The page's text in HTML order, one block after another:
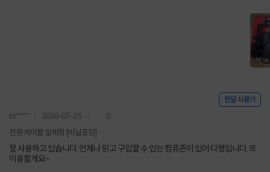
한달 사용기
tit**** 2026-07-25 0
전원 케이블 일체형 [비닐포장]
잘 사용하고 있습니다. 언제나 믿고 구입할 수 있는 컴퓨존이 있어 다행입니다. 또
이용할게요~